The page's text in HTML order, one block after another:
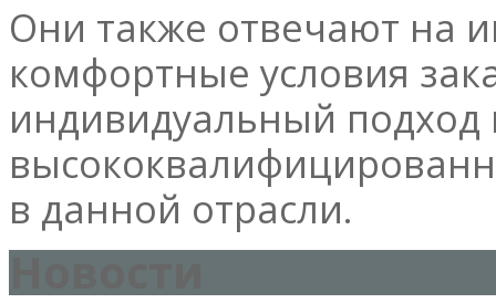
Они также отвечают на
комфортные условия
индивидуальный подход
в данной отрасли.